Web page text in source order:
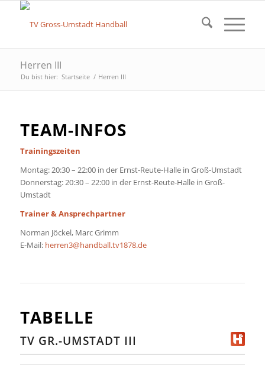
Herren III
Du bist hier: Startseite / Herren III
TEAM-INFOS
Trainingszeiten
Montag: 20:30 – 22:00 in der Ernst-Reute-Halle in Groß-Umstadt
Donnerstag: 20:30 – 22:00 in der Ernst-Reute-Halle in Groß-
Umstadt
Trainer & Ansprechpartner
Norman Jöckel, Marc Grimm
E-Mail: herren3@handball.tv1878.de
TABELLE
TV GR.-UMSTADT III